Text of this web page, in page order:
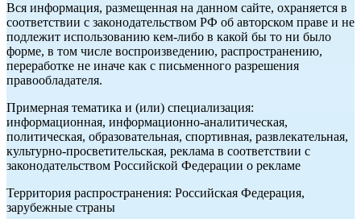
Вся информация, размещенная на данном сайте, охраняется в
соответствии с законодательством РФ об авторском праве и не
подлежит использованию кем-либо в какой бы то ни было
форме, в том числе воспроизведению, распространению,
переработке не иначе как с письменного разрешения
правообладателя.
Примерная тематика и (или) специализация:
информационная, информационно-аналитическая,
политическая, образовательная, спортивная, развлекательная,
культурно-просветительская, реклама в соответствии с
законодательством Российской Федерации о рекламе
Территория распространения: Российская Федерация,
зарубежные страны